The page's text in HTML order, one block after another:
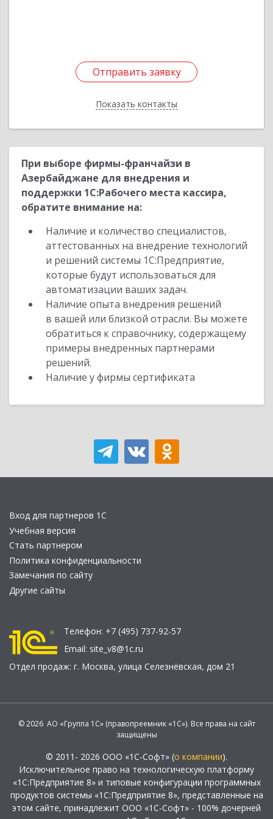
Отправить заявку
Показать контакты
Отправить заявку
Назад
При выборе фирмы-франчайзи в
Азербайджане для внедрения и
поддержки 1С:Рабочего места кассира,
обратите внимание на:
Наличие и количество специалистов,
аттестованных на внедрение технологий
и решений системы 1С:Предприятие,
которые будут использоваться для
автоматизации ваших задач.
Наличие опыта внедрения решений
в вашей или близкой отрасли. Вы можете
обратиться к справочнику, содержащему
примеры внедренных партнерами
решений.
Наличие у фирмы сертификата
Вход для партнеров 1С
Учебная версия
Стать партнером
Политика конфиденциальности
Замечания по сайту
Другие сайты
Телефон: +7 (495) 737-92-57
Email: site_v8@1c.ru
Отдел продаж: г. Москва, улица Селезнёвская, дом 21
© 2026 АО «Группа 1С» (правопреемник «1С»). Все права на сайт
защищены
© 2011- 2026 ООО «1С-Софт» (о компании).
Исключительное право на технологическую платформу
«1С:Предприятие 8» и типовые конфигурации программных
продуктов системы «1С:Предприятие 8», представленные на
этом сайте, принадлежит ООО «1С-Софт» - 100% дочерней